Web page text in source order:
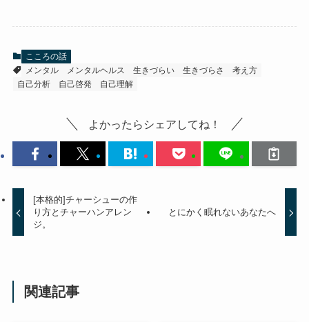
こころの話
メンタル
メンタルヘルス 生きづらい 生きづらさ
考え方
自己分析
自己啓発 自己理解
よかったらシェアしてね！
[本格的]チャーシューの作
り方とチャーハンアレン
ジ。
とにかく眠れないあなたへ
関連記事